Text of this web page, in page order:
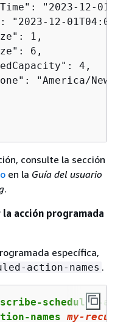
"2023-12-
"2023-12-
1,
6,
4,
"America/
consulte la sección
en la Guía del usuario
.
acción programada
específica,
action-names .
scheduled-
names
my-